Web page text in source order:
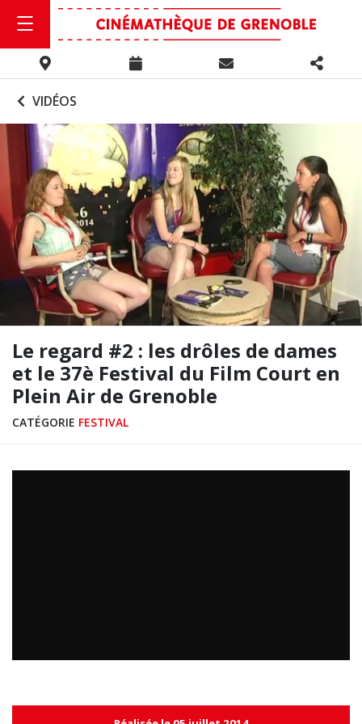
VIDÉOS
Le regard #2 : les drôles de dames
et le 37è Festival du Film Court en
Plein Air de Grenoble
CATÉGORIE FESTIVAL